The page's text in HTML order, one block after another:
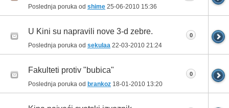
Poslednja poruka od shime 25-06-2010 15:36
U Kini su napravili nove 3-d zebre.
Poslednja poruka od sekulaa 22-03-2010 21:24
0
Fakulteti protiv "bubica"
Poslednja poruka od brankoz 18-01-2010 13:20
0